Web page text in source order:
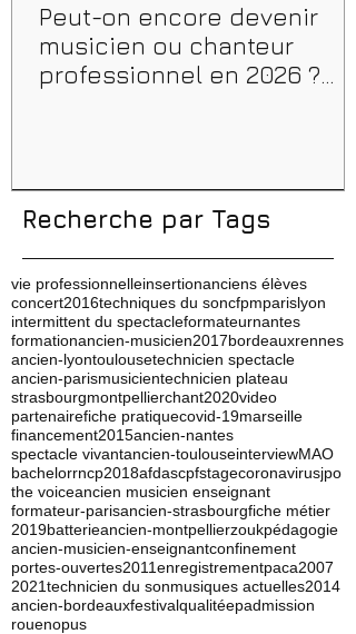
Peut-on encore devenir
musicien ou chanteur
professionnel en 2026 ?
Recherche par Tags
vie professionnelleinsertionanciens élèves
concert2016techniques du soncfpmparislyon
intermittent du spectacleformateurnantes
formationancien-musicien2017bordeauxrennes
ancien-lyontoulousetechnicien spectacle
ancien-parismusicientechnicien plateau
strasbourgmontpellierchant2020video
partenairefiche pratiquecovid-19marseille
financement2015ancien-nantes
spectacle vivantancien-toulouseinterviewMAO
bachelorrncp2018afdascpfstagecoronavirusjpo
the voiceancien musicien enseignant
formateur-parisancien-strasbourgfiche métier
2019batterieancien-montpellierzoukpédagogie
ancien-musicien-enseignantconfinement
portes-ouvertes2011enregistrementpaca2007
2021technicien du sonmusiques actuelles2014
ancien-bordeauxfestivalqualitéepadmission
rouenopus